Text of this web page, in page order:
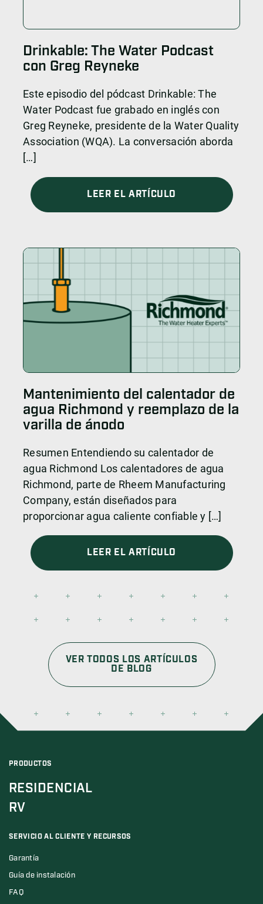
Drinkable: The Water Podcast
con Greg Reyneke
Este episodio del pódcast Drinkable: The
Water Podcast fue grabado en inglés con
Greg Reyneke, presidente de la Water Quality
Association (WQA). La conversación aborda
[…]
LEER EL ARTÍCULO
Mantenimiento del calentador de
agua Richmond y reemplazo de la
varilla de ánodo
Resumen Entendiendo su calentador de
agua Richmond Los calentadores de agua
Richmond, parte de Rheem Manufacturing
Company, están diseñados para
proporcionar agua caliente confiable y […]
LEER EL ARTÍCULO
VER TODOS LOS ARTÍCULOS
DE BLOG
PRODUCTOS
RESIDENCIAL
RV
SERVICIO AL CLIENTE Y RECURSOS
Garantía
Guía de instalación
FAQ